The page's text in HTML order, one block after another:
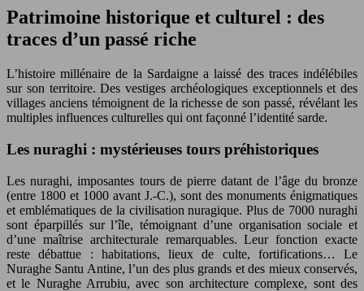
Patrimoine historique et culturel : des
traces d’un passé riche
L’histoire millénaire de la Sardaigne a laissé des traces indélébiles
sur son territoire. Des vestiges archéologiques exceptionnels et des
villages anciens témoignent de la richesse de son passé, révélant les
multiples influences culturelles qui ont façonné l’identité sarde.
Les nuraghi : mystérieuses tours préhistoriques
Les nuraghi, imposantes tours de pierre datant de l’âge du bronze
(entre 1800 et 1000 avant J.-C.), sont des monuments énigmatiques
et emblématiques de la civilisation nuragique. Plus de 7000 nuraghi
sont éparpillés sur l’île, témoignant d’une organisation sociale et
d’une maîtrise architecturale remarquables. Leur fonction exacte
reste débattue : habitations, lieux de culte, fortifications… Le
Nuraghe Santu Antine, l’un des plus grands et des mieux conservés,
et le Nuraghe Arrubiu, avec son architecture complexe, sont des